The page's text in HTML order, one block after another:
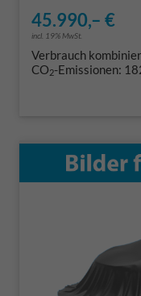
45.990,– €
incl. 19% MwSt.
Verbrauch
CO2-Emissionen: